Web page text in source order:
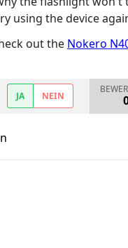
using the device
out the Nokero
JA NEIN